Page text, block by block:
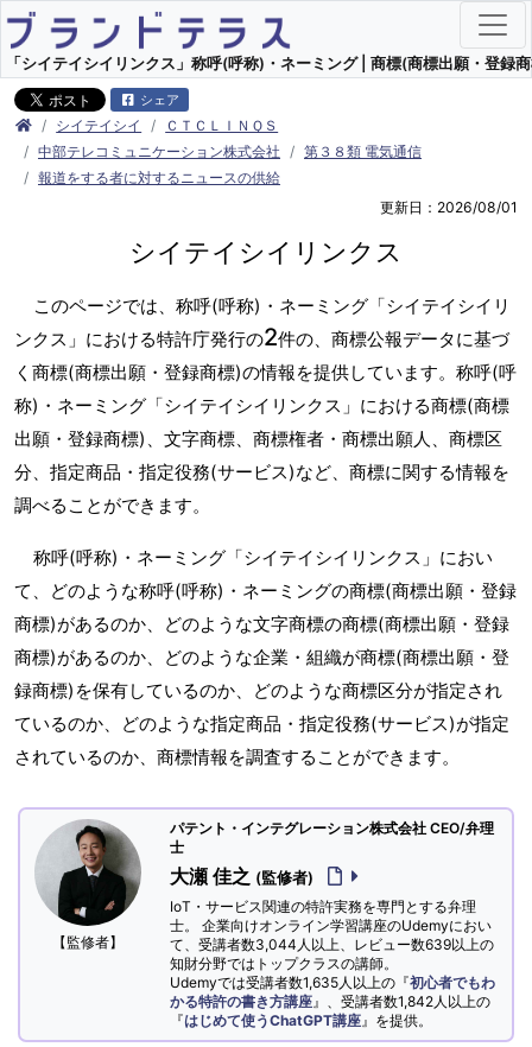
「シイテイシイリンクス」称呼(呼称)・ネーミング | 商標(商標出願・登録
シェア
シイテイシイ
ＣＴＣＬＩＮＱＳ
中部テレコミュニケーション株式会社
第３８類 電気通信
報道をする者に対するニュースの供給
更新日：2026/08/01
シイテイシイリンクス
このページでは、称呼(呼称)・ネーミング「シイテイシイリ
ンクス」における特許庁発行の2件の、商標公報データに基づ
く商標(商標出願・登録商標)の情報を提供しています。称呼(呼
称)・ネーミング「シイテイシイリンクス」における商標(商標
出願・登録商標)、文字商標、商標権者・商標出願人、商標区
分、指定商品・指定役務(サービス)など、商標に関する情報を
調べることができます。
称呼(呼称)・ネーミング「シイテイシイリンクス」におい
て、どのような称呼(呼称)・ネーミングの商標(商標出願・登録
商標)があるのか、どのような文字商標の商標(商標出願・登録
商標)があるのか、どのような企業・組織が商標(商標出願・登
録商標)を保有しているのか、どのような商標区分が指定され
ているのか、どのような指定商品・指定役務(サービス)が指定
されているのか、商標情報を調査することができます。
【監修者】
パテント・インテグレーション株式会社 CEO/弁理
士
大瀬 佳之 (監修者)
IoT・サービス関連の特許実務を専門とする弁理
士。 企業向けオンライン学習講座のUdemyにおい
て、受講者数3,044人以上、レビュー数639以上の
知財分野ではトップクラスの講師。
Udemyでは受講者数1,635人以上の『初心者でもわ
かる特許の書き方講座 』、受講者数1,842人以上の
『はじめて使うChatGPT講座 』を提供。